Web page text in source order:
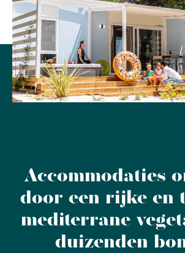
Accommodaties
door een rijke en
mediterrane
duizenden